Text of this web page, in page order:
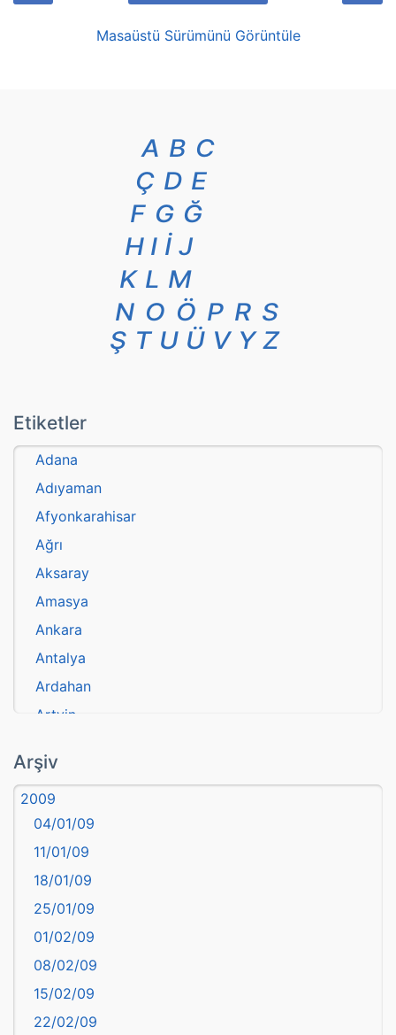
Masaüstü Sürümünü Görüntüle
A B C
Ç D E
F G Ğ
H I İ J
K L M
N O Ö P R S
Ş T U Ü V Y Z
Etiketler
Adana
Adıyaman
Afyonkarahisar
Ağrı
Aksaray
Amasya
Ankara
Antalya
Ardahan
Artvin
Aydın
Balıkesir
Bartın
başkentler
Batman
Bayburt
Bilecik
Bingöl
Bitlis
Bolu
Arşiv
2009
04/01/09
11/01/09
18/01/09
25/01/09
01/02/09
08/02/09
15/02/09
22/02/09